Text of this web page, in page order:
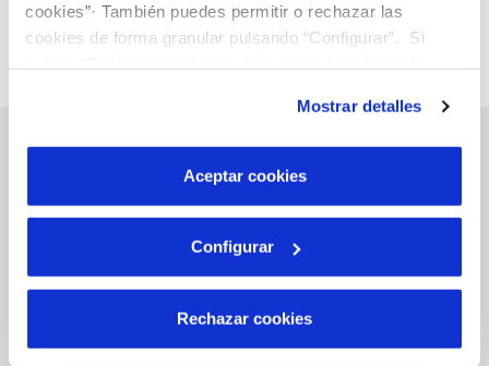
cookies”· También puedes permitir o rechazar las
cookies de forma granular pulsando “Configurar”. Si
son indispensables para que el sitio web funcione y que
por tanto no se pueden desactivar. Puedes consultar
más información en nuestraPolítica de Cookies
Mostrar detalles
Aceptar cookies
Configurar
Rechazar cookies
Gestiones Online
FACTURAS, PAGOS Y CONSUMOS
MODIFICACIÓN DE DATOS